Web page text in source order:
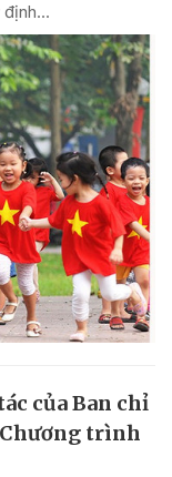
của Ban chỉ
trình